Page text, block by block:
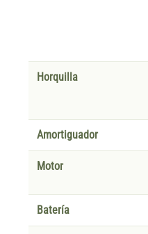
Horquilla
Amortiguador
Motor
Batería